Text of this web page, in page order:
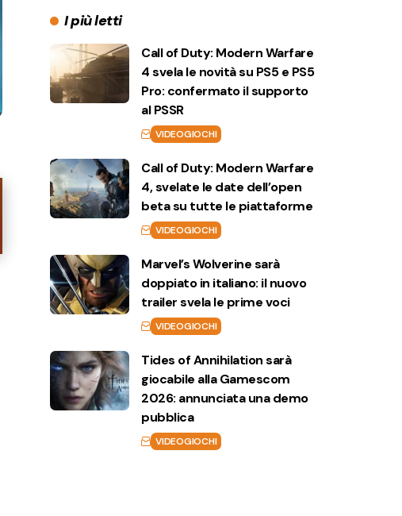
I più letti
Call of Duty: Modern Warfare
4 svela le novità su PS5 e PS5
Pro: confermato il supporto
al PSSR
VIDEOGIOCHI
Call of Duty: Modern Warfare
4, svelate le date dell’open
beta su tutte le piattaforme
VIDEOGIOCHI
Marvel’s Wolverine sarà
doppiato in italiano: il nuovo
trailer svela le prime voci
VIDEOGIOCHI
Tides of Annihilation sarà
giocabile alla Gamescom
2026: annunciata una demo
pubblica
VIDEOGIOCHI